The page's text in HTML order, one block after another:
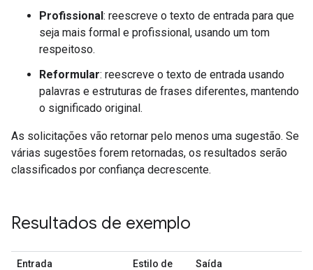
Profissional: reescreve o texto de entrada para que
seja mais formal e profissional, usando um tom
respeitoso.
Reformular: reescreve o texto de entrada usando
palavras e estruturas de frases diferentes, mantendo
o significado original.
As solicitações vão retornar pelo menos uma sugestão. Se
várias sugestões forem retornadas, os resultados serão
classificados por confiança decrescente.
Resultados de exemplo
Entrada
Estilo de
Saída